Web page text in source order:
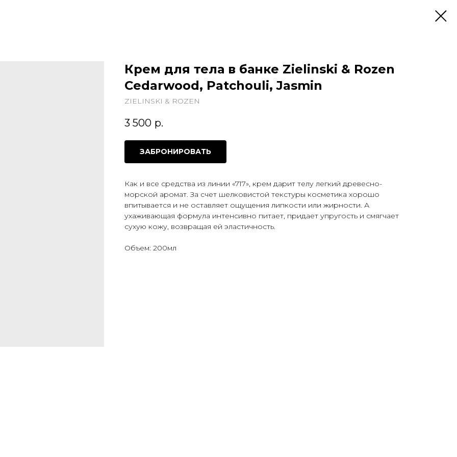
Крем для тела в банке Zielinski & Rozen
Cedarwood, Patchouli, Jasmin
ZIELINSKI & ROZEN
3 500 р.
ЗАБРОНИРОВАТЬ
Как и все средства из линии «717», крем дарит телу легкий древесно-
морской аромат. За счет шелковистой текстуры косметика хорошо
впитывается и не оставляет ощущения липкости или жирности. А
ухаживающая формула интенсивно питает, придает упругость и смягчает
сухую кожу, возвращая ей эластичность.
Объем: 200мл